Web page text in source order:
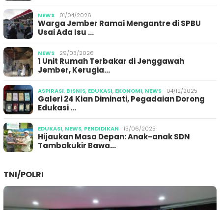
NEWS 01/04/2026
Warga Jember Ramai Mengantre di SPBU
Usai Ada Isu …
NEWS 29/03/2026
1 Unit Rumah Terbakar di Jenggawah
Jember, Kerugia…
ASPIRASI, BISNIS, EDUKASI, EKONOMI, NEWS 04/12/2025
Galeri 24 Kian Diminati, Pegadaian Dorong
Edukasi …
EDUKASI, NEWS, PENDIDIKAN 13/06/2025
Hijaukan Masa Depan: Anak-anak SDN
Tambakukir Bawa…
TNI/POLRI